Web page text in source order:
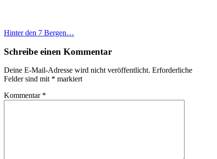
Beitragsnavigation
Hinter den 7 Bergen…
Schreibe einen Kommentar
Deine E-Mail-Adresse wird nicht veröffentlicht. Erforderliche
Felder sind mit * markiert
Kommentar *